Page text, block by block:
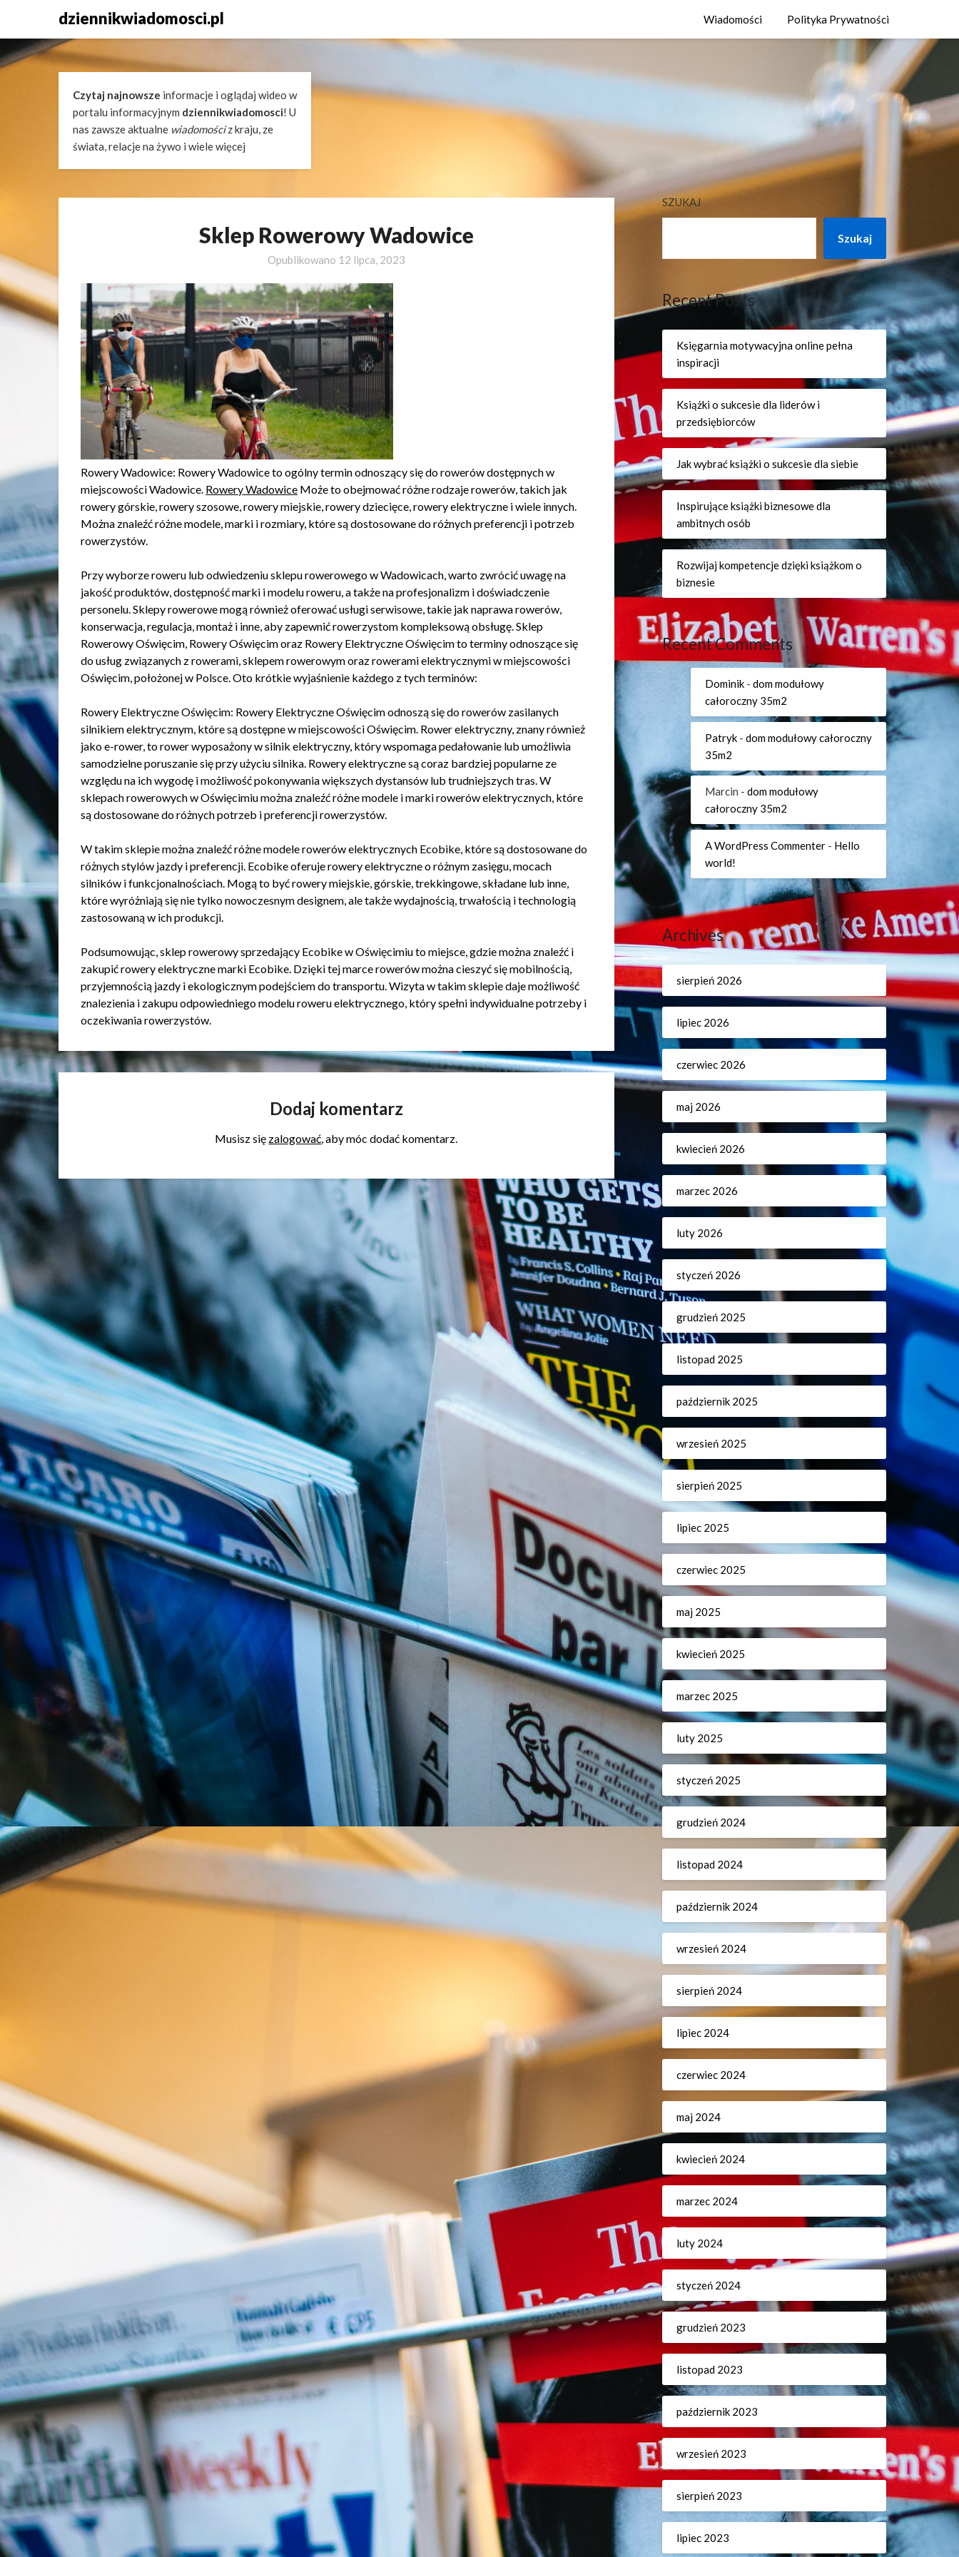
content
dziennikwiadomosci.pl Wiadomości Polityka Prywatności
Czytaj najnowsze informacje i oglądaj wideo w
portalu informacyjnym dziennikwiadomosci! U
nas zawsze aktualne wiadomościz kraju, ze
świata, relacje na żywo i wiele więcej
Sklep Rowerowy Wadowice
Opublikowano 12 lipca, 2023
Rowery Wadowice: Rowery Wadowice to ogólny termin odnoszący się do rowerów dostępnych w
miejscowości Wadowice. Rowery Wadowice Może to obejmować różne rodzaje rowerów, takich jak
rowery górskie, rowery szosowe, rowery miejskie, rowery dziecięce, rowery elektryczne i wiele innych.
Można znaleźć różne modele, marki i rozmiary, które są dostosowane do różnych preferencji i potrzeb
rowerzystów.
Przy wyborze roweru lub odwiedzeniu sklepu rowerowego w Wadowicach, warto zwrócić uwagę na
jakość produktów, dostępność marki i modelu roweru, a także na profesjonalizm i doświadczenie
personelu. Sklepy rowerowe mogą również oferować usługi serwisowe, takie jak naprawa rowerów,
konserwacja, regulacja, montaż i inne, aby zapewnić rowerzystom kompleksową obsługę. Sklep
Rowerowy Oświęcim, Rowery Oświęcim oraz Rowery Elektryczne Oświęcim to terminy odnoszące się
do usług związanych z rowerami, sklepem rowerowym oraz rowerami elektrycznymi w miejscowości
Oświęcim, położonej w Polsce. Oto krótkie wyjaśnienie każdego z tych terminów:
Rowery Elektryczne Oświęcim: Rowery Elektryczne Oświęcim odnoszą się do rowerów zasilanych
silnikiem elektrycznym, które są dostępne w miejscowości Oświęcim. Rower elektryczny, znany również
jako e-rower, to rower wyposażony w silnik elektryczny, który wspomaga pedałowanie lub umożliwia
samodzielne poruszanie się przy użyciu silnika. Rowery elektryczne są coraz bardziej popularne ze
względu na ich wygodę i możliwość pokonywania większych dystansów lub trudniejszych tras. W
sklepach rowerowych w Oświęcimiu można znaleźć różne modele i marki rowerów elektrycznych, które
są dostosowane do różnych potrzeb i preferencji rowerzystów.
W takim sklepie można znaleźć różne modele rowerów elektrycznych Ecobike, które są dostosowane do
różnych stylów jazdy i preferencji. Ecobike oferuje rowery elektryczne o różnym zasięgu, mocach
silników i funkcjonalnościach. Mogą to być rowery miejskie, górskie, trekkingowe, składane lub inne,
które wyróżniają się nie tylko nowoczesnym designem, ale także wydajnością, trwałością i technologią
zastosowaną w ich produkcji.
Podsumowując, sklep rowerowy sprzedający Ecobike w Oświęcimiu to miejsce, gdzie można znaleźć i
zakupić rowery elektryczne marki Ecobike. Dzięki tej marce rowerów można cieszyć się mobilnością,
przyjemnością jazdy i ekologicznym podejściem do transportu. Wizyta w takim sklepie daje możliwość
znalezienia i zakupu odpowiedniego modelu roweru elektrycznego, który spełni indywidualne potrzeby i
oczekiwania rowerzystów.
Dodaj komentarz
Musisz się zalogować, aby móc dodać komentarz.
SZUKAJ
Szukaj
Recent Posts
Księgarnia motywacyjna online pełna
inspiracji
Książki o sukcesie dla liderów i
przedsiębiorców
Jak wybrać książki o sukcesie dla siebie
Inspirujące książki biznesowe dla
ambitnych osób
Rozwijaj kompetencje dzięki książkom o
biznesie
Recent Comments
Dominik- dom modułowy
całoroczny 35m2
Patryk- dom modułowy całoroczny
35m2
Marcin - dom modułowy
całoroczny 35m2
A WordPress Commenter- Hello
world!
Archives
sierpień 2026
lipiec 2026
czerwiec 2026
maj 2026
kwiecień 2026
marzec 2026
luty 2026
styczeń 2026
grudzień 2025
listopad 2025
październik 2025
wrzesień 2025
sierpień 2025
lipiec 2025
czerwiec 2025
maj 2025
kwiecień 2025
marzec 2025
luty 2025
styczeń 2025
grudzień 2024
listopad 2024
październik 2024
wrzesień 2024
sierpień 2024
lipiec 2024
czerwiec 2024
maj 2024
kwiecień 2024
marzec 2024
luty 2024
styczeń 2024
grudzień 2023
listopad 2023
październik 2023
wrzesień 2023
sierpień 2023
lipiec 2023